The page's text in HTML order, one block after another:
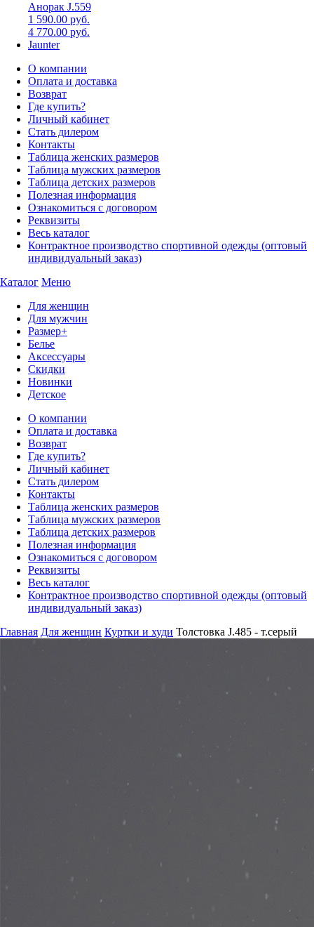
Анорак J.559
1 590.00 руб.
4 770.00 руб.
Jaunter
О компании
Оплата и доставка
Возврат
Где купить?
Личный кабинет
Стать дилером
Контакты
Таблица женских размеров
Таблица мужских размеров
Таблица детских размеров
Полезная информация
Ознакомиться с договором
Реквизиты
Весь каталог
Контрактное производство спортивной одежды (оптовый
индивидуальный заказ)
Каталог Меню
Для женщин
Для мужчин
Размер+
Белье
Аксессуары
Скидки
Новинки
Детское
О компании
Оплата и доставка
Возврат
Где купить?
Личный кабинет
Стать дилером
Контакты
Таблица женских размеров
Таблица мужских размеров
Таблица детских размеров
Полезная информация
Ознакомиться с договором
Реквизиты
Весь каталог
Контрактное производство спортивной одежды (оптовый
индивидуальный заказ)
Главная Для женщин Куртки и худи Толстовка J.485 - т.серый